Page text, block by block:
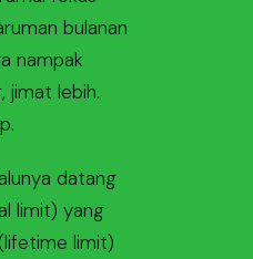
bulanan
nampak
jimat lebih.
datang
limit) yang
limit)